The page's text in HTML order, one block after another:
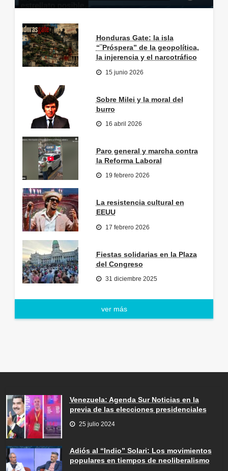
Honduras Gate: la isla
“¨Próspera” de la geopolítica,
la injerencia y el narcotráfico
15 junio 2026
Sobre Milei y la moral del
burro
16 abril 2026
Paro general y marcha contra
la Reforma Laboral
19 febrero 2026
La resistencia cultural en
EEUU
17 febrero 2026
Fiestas solidarias en la Plaza
del Congreso
31 diciembre 2025
ver más
Venezuela: Agenda Sur Noticias en la
previa de las elecciones presidenciales
25 julio 2024
Adiós al “Indio” Solari: Los movimientos
populares en tiempos de neoliberalismo